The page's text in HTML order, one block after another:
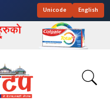
Unicode English